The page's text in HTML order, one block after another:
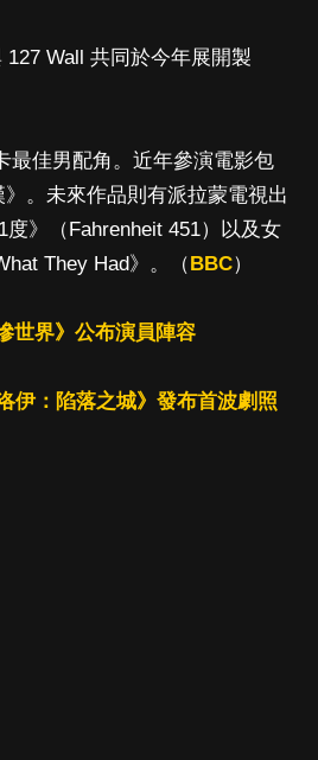
Wall 共同於今年展開製
最佳男配角。近年參演電影包
。未來作品則有派拉蒙電視出
》（Fahrenheit 451）以及女
They Had》。（BBC）
世界》公布演員陣容
伊：陷落之城》發布首波劇照